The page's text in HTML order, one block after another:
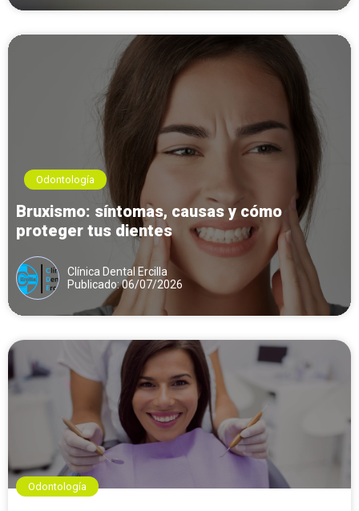
Odontología
Bruxismo: síntomas, causas y cómo
proteger tus dientes
Clínica Dental Ercilla
Publicado: 06/07/2026
Odontología